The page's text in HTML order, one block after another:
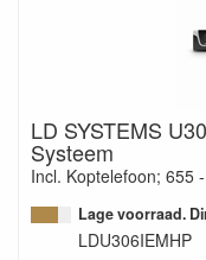
LD SYSTEMS
Systeem
Incl. Koptelefoon; 655
Lage voorraad.
LDU306IEMHP